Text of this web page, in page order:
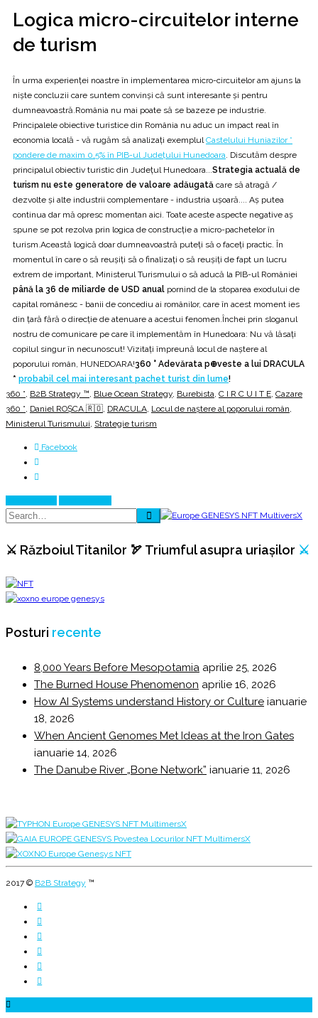
Logica micro-circuitelor interne
de turism
În urma experienței noastre în implementarea micro-circuitelor am ajuns la
niște concluzii care suntem convinși că sunt interesante și pentru
dumneavoastră.România nu mai poate să se bazeze pe industrie.
Principalele obiective turistice din România nu aduc un impact real în
economia locală - vă rugăm să analizați exemplul Castelului Huniazilor *
pondere de maxim 0,5% în PIB-ul Județului Hunedoara . Discutăm despre
principalul obiectiv turistic din Județul Hunedoara... Strategia actuală de
turism nu este generatore de valoare adăugată care să atragă /
dezvolte și alte industrii complementare - industria ușoară.... Aș putea
continua dar mă opresc momentan aici. Toate aceste aspecte negative aș
spune se pot rezolva prin logica de construcție a micro-pachetelor în
turism.Această logică doar dumneavoastră puteți să o faceți practic. În
momentul în care o să reușiți să o finalizați o să reușiți de fapt un lucru
extrem de important, Ministerul Turismului o să aducă la PIB-ul României
până la 36 de miliarde de USD anual pornind de la stoparea exodului de
capital românesc - banii de concediu ai românilor, care în acest moment ies
din țară fără o direcție de atenuare a acestui fenomen.Închei prin sloganul
nostru de comunicare pe care îl implementăm în Hunedoara: Nu vă lăsaţi
copilul singur în necunoscut! Vizitaţi împreună locul de naştere al
poporului român, HUNEDOARA!360 ° Adevărata p⊕veste a lui DRACULA
* probabil cel mai interesant pachet turist din lume!
360 ° B2B Strategy ™ Blue Ocean Strategy Burebista C I R C U I T E Cazare
360 ° Daniel ROȘCA 🇷🇴 DRACULA Locul de naştere al poporului român
Ministerul Turismului Strategie turism
Facebook
⚔️ Războiul Titanilor 🏹 Triumful asupra uriașilor ⚔️
Posturi recente
8,000 Years Before Mesopotamia aprilie 25, 2026
The Burned House Phenomenon aprilie 16, 2026
How AI Systems understand History or Culture ianuarie
18, 2026
When Ancient Genomes Met Ideas at the Iron Gates
ianuarie 14, 2026
The Danube River „Bone Network” ianuarie 11, 2026
2017 © B2B Strategy ™